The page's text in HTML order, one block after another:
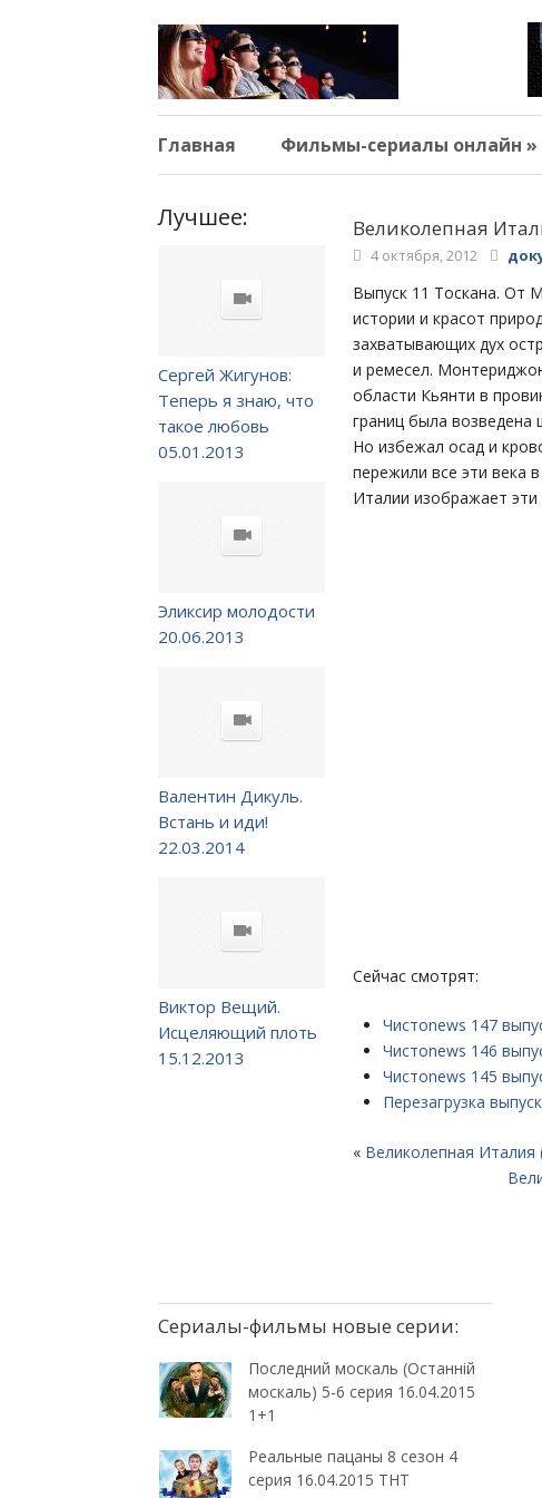
Главная Фильмы-сериалы онлайн »
Великолепная
4 октября, 2012
Выпуск 11 Тоскана. От
истории и красот
захватывающих дух
и ремесел.
области Кьянти в
границ была
Но избежал осад и
пережили все эти века
Италии изображает
Сейчас смотрят:
Чистоnews 147
Чистоnews 146
Чистоnews 145
Перезагрузка
« Великолепная Италия
Лучшее:
Сергей Жигунов:
Теперь я знаю, что
такое любовь
05.01.2013
Эликсир молодости
20.06.2013
Валентин Дикуль.
Встань и иди!
22.03.2014
Виктор Вещий.
Исцеляющий плоть
15.12.2013
Сериалы-фильмы новые серии:
Последний москаль (Останній
москаль) 5-6 серия 16.04.2015
1+1
Реальные пацаны 8 сезон 4
серия 16.04.2015 ТНТ